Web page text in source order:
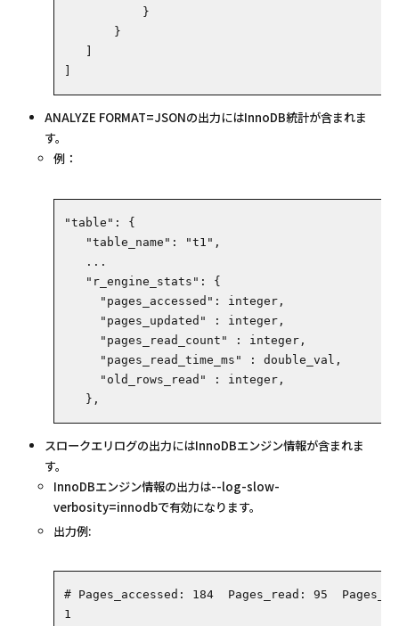
           }
       }
ANALYZE FORMAT=JSONの出力にはInnoDB統計が含まれま
す。
例：
"table": {
   "table_name": "t1",
   ...
   "r_engine_stats": {
     "pages_accessed": integer,
     "pages_updated" : integer,
     "pages_read_count" : integer,
     "pages_read_time_ms" : double_val,
     "old_rows_read" : integer,
   },
スロークエリログの出力にはInnoDBエンジン情報が含まれま
す。
InnoDBエンジン情報の出力は--log-slow-
verbosity=innodbで有効になります。
出力例:
# Pages_accessed: 184  Pages_read: 95
1